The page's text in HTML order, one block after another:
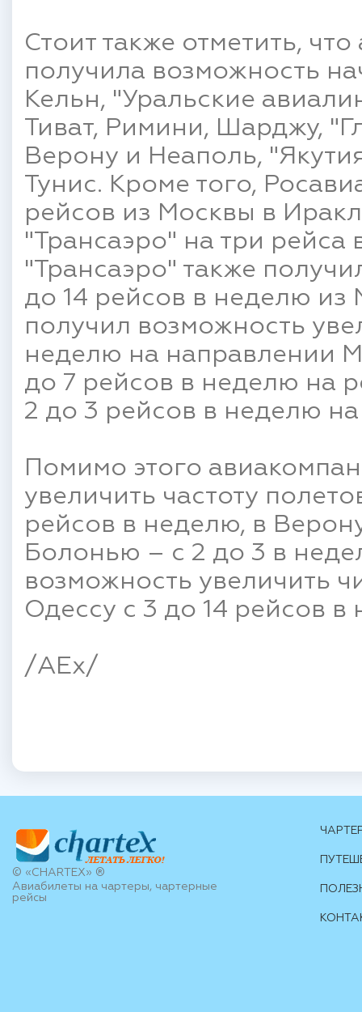
Стоит также отметить,
получила возможность
Кельн, "Уральские
Тиват, Римини, Шарджу,
Верону и Неаполь,
Тунис. Кроме того,
рейсов из Москвы в
"Трансаэро" на три
"Трансаэро" также
до 14 рейсов в неделю
получил возможность
неделю на направлении
до 7 рейсов в неделю на
2 до 3 рейсов в неделю
Помимо этого
увеличить частоту
рейсов в неделю, в
Болонью – с 2 до 3 в
возможность увеличить
Одессу с 3 до 14 рейсов в
/AEx/
© «CHARTEX» ®
Авиабилеты на чартеры, чартерные
рейсы